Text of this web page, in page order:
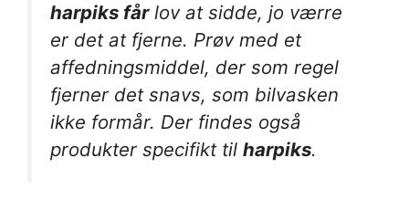
harpiks fårlov at sidde, jo værre
er det at fjerne. Prøv med et
affedningsmiddel, der som regel
fjerner det snavs, som bilvasken
ikke formår. Der findes også
produkter specifikt til harpiks.